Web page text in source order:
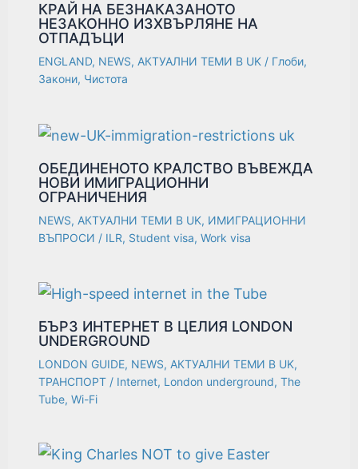
КРАЙ НА БЕЗНАКАЗАНОТО
НЕЗАКОННО ИЗХВЪРЛЯНЕ НА
ОТПАДЪЦИ
ENGLAND, NEWS, АКТУАЛНИ ТЕМИ В UK / Глоби,
Закони, Чистота
ОБЕДИНЕНОТО КРАЛСТВО ВЪВЕЖДА
НОВИ ИМИГРАЦИОННИ
ОГРАНИЧЕНИЯ
NEWS, АКТУАЛНИ ТЕМИ В UK, ИМИГРАЦИОННИ
ВЪПРОСИ / ILR, Student visa,Work visa
БЪРЗ ИНТЕРНЕТ В ЦЕЛИЯ LONDON
UNDERGROUND
LONDON GUIDE, NEWS, АКТУАЛНИ ТЕМИ В UK,
ТРАНСПОРТ / Internet, London underground,The
Tube,Wi-Fi